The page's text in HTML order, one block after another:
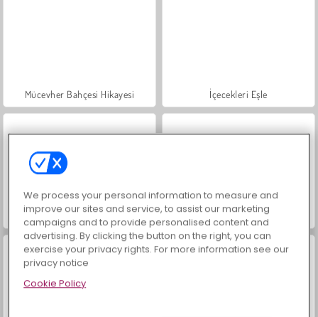
Mücevher Bahçesi Hikayesi İçecekleri Eşle
Büyük Mahjong Eşleme Farm Merge Valley
We process your personal information to measure and
improve our sites and service, to assist our marketing
campaigns and to provide personalised content and
advertising. By clicking the button on the right, you can
exercise your privacy rights. For more information see our
privacy notice
Cookie Policy